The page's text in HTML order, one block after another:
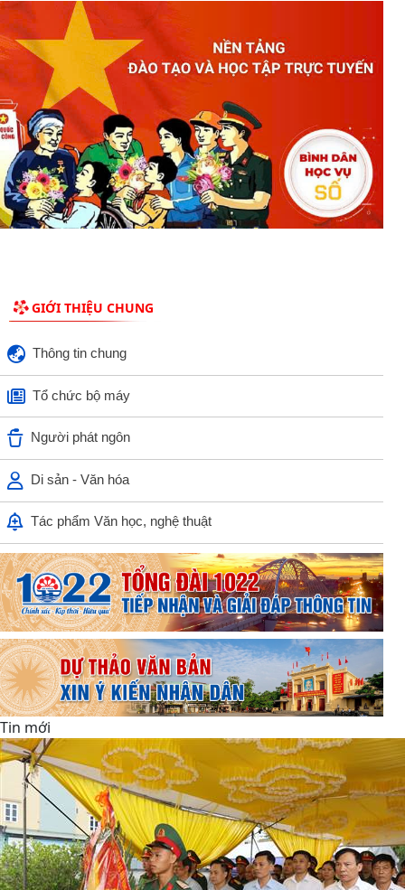
GIỚI THIỆU CHUNG
Thông tin chung
Tổ chức bộ máy
Người phát ngôn
Di sản - Văn hóa
Tác phẩm Văn học, nghệ thuật
Tin mới